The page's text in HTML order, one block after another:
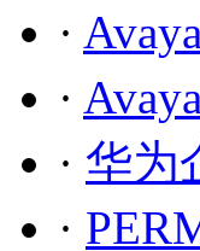
·
·
· 华为
·